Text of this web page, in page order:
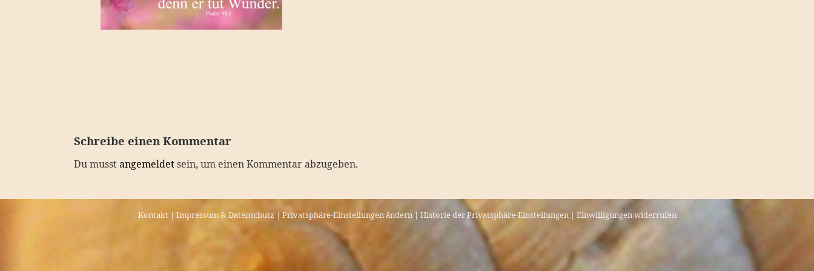
Schreibe einen Kommentar
Du musstangemeldetsein, um einen Kommentar abzugeben.
Kontakt| Impressum & Datenschutz|Privatsphäre-Einstellungen ändern| Historie der Privatsphäre-Einstellungen| Einwilligungen widerrufen